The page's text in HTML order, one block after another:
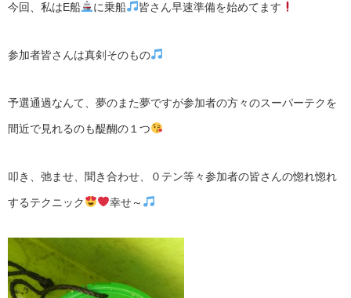
今回、私はE船 に乗船 皆さん早速準備を始めてます
参加者皆さんは真剣そのもの
予選通過なんて、夢のまた夢ですが参加者の方々のスーパーテクを
間近で見れるのも醍醐の１つ
叩き、弛ませ、聞き合わせ、０テン等々参加者の皆さんの惚れ惚れ
するテクニック 幸せ～